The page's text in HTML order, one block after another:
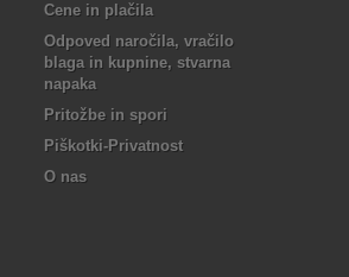
Cene in plačila
Odpoved naročila, vračilo
blaga in kupnine, stvarna
napaka
Pritožbe in spori
Piškotki-Privatnost
O nas